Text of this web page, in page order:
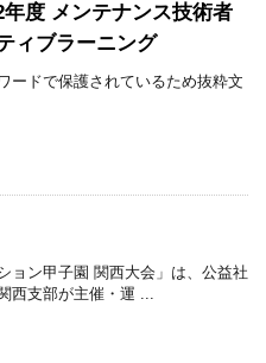
度 メンテナンス技術者
ィブラーニング
ードで保護されているため抜粋文
ョン甲子園 関西大会」は、公益社
西支部が主催・運 ...